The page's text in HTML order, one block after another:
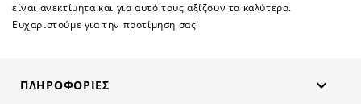
είναι ανεκτίμητα και για αυτό τους αξίζουν τα καλύτερα.
Ευχαριστούμε για την προτίμηση σας!
ΠΛΗΡΟΦΟΡΊΕΣ 